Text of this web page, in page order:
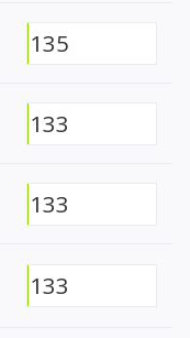
135
133
133
133